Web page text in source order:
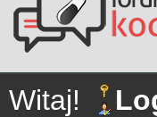
Witaj!